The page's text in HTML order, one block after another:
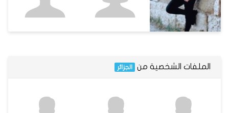
الملفات الشخصية من الجزائر